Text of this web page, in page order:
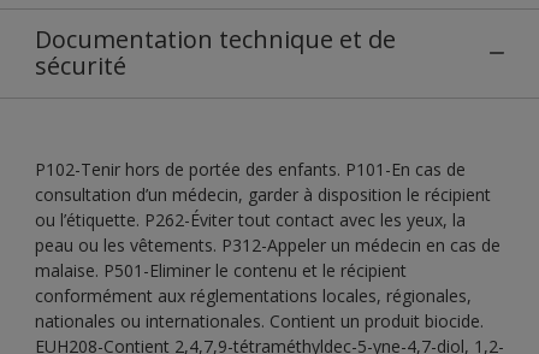
Documentation technique et de
sécurité
P102-Tenir hors de portée des enfants. P101-En cas de
consultation d’un médecin, garder à disposition le récipient
ou l’étiquette. P262-Éviter tout contact avec les yeux, la
peau ou les vêtements. P312-Appeler un médecin en cas de
malaise. P501-Eliminer le contenu et le récipient
conformément aux réglementations locales, régionales,
nationales ou internationales. Contient un produit biocide.
EUH208-Contient 2,4,7,9-tétraméthyldec-5-yne-4,7-diol, 1,2-